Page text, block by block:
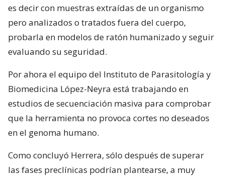
es decir con muestras extraídas de un organismo
pero analizados o tratados fuera del cuerpo,
probarla en modelos de ratón humanizado y seguir
evaluando su seguridad.
Por ahora el equipo del Instituto de Parasitología y
Biomedicina López-Neyra está trabajando en
estudios de secuenciación masiva para comprobar
que la herramienta no provoca cortes no deseados
en el genoma humano.
Como concluyó Herrera, sólo después de superar
las fases preclínicas podrían plantearse, a muy